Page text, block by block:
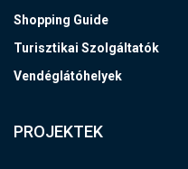
Shopping Guide
Turisztikai Szolgáltatók
Vendéglátóhelyek
PROJEKTEK